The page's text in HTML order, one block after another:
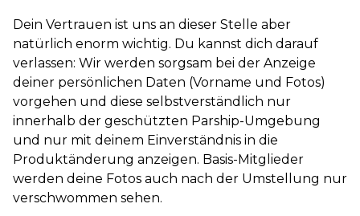
Dein Vertrauen ist uns an dieser Stelle aber
natürlich enorm wichtig. Du kannst dich darauf
verlassen: Wir werden sorgsam bei der Anzeige
deiner persönlichen Daten (Vorname und Fotos)
vorgehen und diese selbstverständlich nur
innerhalb der geschützten Parship-Umgebung
und nur mit deinem Einverständnis in die
Produktänderung anzeigen. Basis-Mitglieder
werden deine Fotos auch nach der Umstellung nur
verschwommen sehen.